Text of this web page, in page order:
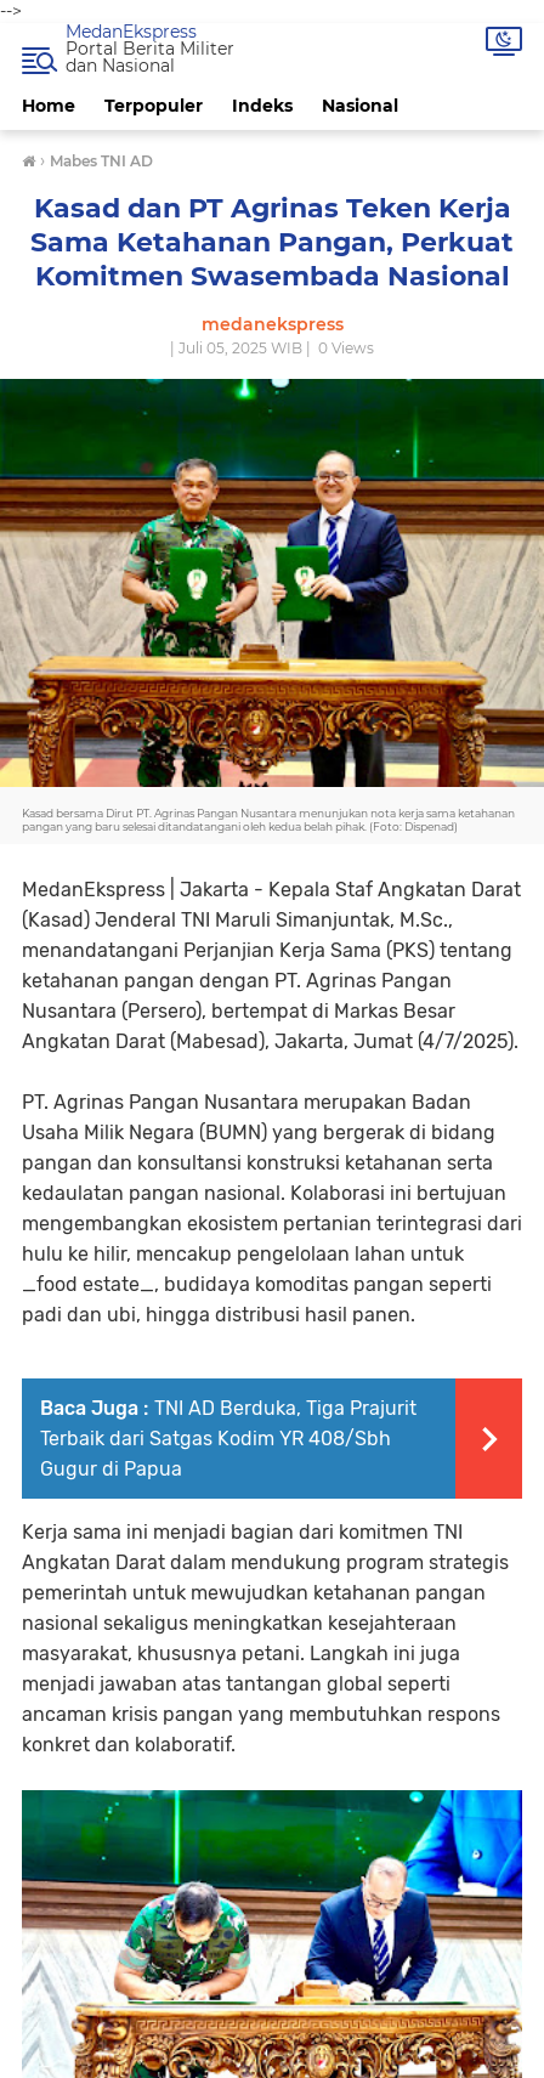
-->
Home Terpopuler Indeks Nasional
MedanEkspress
Portal Berita Militer
dan Nasional
› Mabes TNI AD
Kasad dan PT Agrinas Teken Kerja
Sama Ketahanan Pangan, Perkuat
Komitmen Swasembada Nasional
medanekspress
| Juli 05, 2025 WIB | 0 Views
Kasad bersama Dirut PT. Agrinas Pangan Nusantara menunjukan nota kerja sama ketahanan
pangan yang baru selesai ditandatangani oleh kedua belah pihak. (Foto: Dispenad)
MedanEkspress | Jakarta - Kepala Staf Angkatan Darat
(Kasad) Jenderal TNI Maruli Simanjuntak, M.Sc.,
menandatangani Perjanjian Kerja Sama (PKS) tentang
ketahanan pangan dengan PT. Agrinas Pangan
Nusantara (Persero), bertempat di Markas Besar
Angkatan Darat (Mabesad), Jakarta, Jumat (4/7/2025).
PT. Agrinas Pangan Nusantara merupakan Badan
Usaha Milik Negara (BUMN) yang bergerak di bidang
pangan dan konsultansi konstruksi ketahanan serta
kedaulatan pangan nasional. Kolaborasi ini bertujuan
mengembangkan ekosistem pertanian terintegrasi dari
hulu ke hilir, mencakup pengelolaan lahan untuk
_food estate_, budidaya komoditas pangan seperti
padi dan ubi, hingga distribusi hasil panen.
Baca Juga : TNI AD Berduka, Tiga Prajurit
Terbaik dari Satgas Kodim YR 408/Sbh
Gugur di Papua
Kerja sama ini menjadi bagian dari komitmen TNI
Angkatan Darat dalam mendukung program strategis
pemerintah untuk mewujudkan ketahanan pangan
nasional sekaligus meningkatkan kesejahteraan
masyarakat, khususnya petani. Langkah ini juga
menjadi jawaban atas tantangan global seperti
ancaman krisis pangan yang membutuhkan respons
konkret dan kolaboratif.